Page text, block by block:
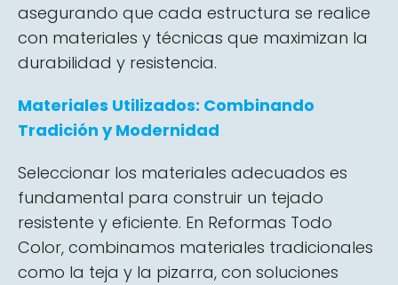
asegurando que cada estructura se realice
con materiales y técnicas que maximizan la
durabilidad y resistencia.
Materiales Utilizados: Combinando
Tradición y Modernidad
Seleccionar los materiales adecuados es
fundamental para construir un tejado
resistente y eficiente. En Reformas Todo
Color, combinamos materiales tradicionales
como la teja y la pizarra, con soluciones